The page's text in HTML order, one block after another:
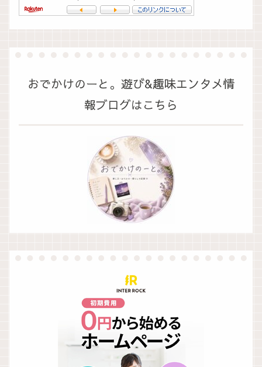
おでかけのーと。遊び&趣味エンタメ情
報ブログはこちら